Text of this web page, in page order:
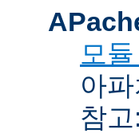
모
아
참고: